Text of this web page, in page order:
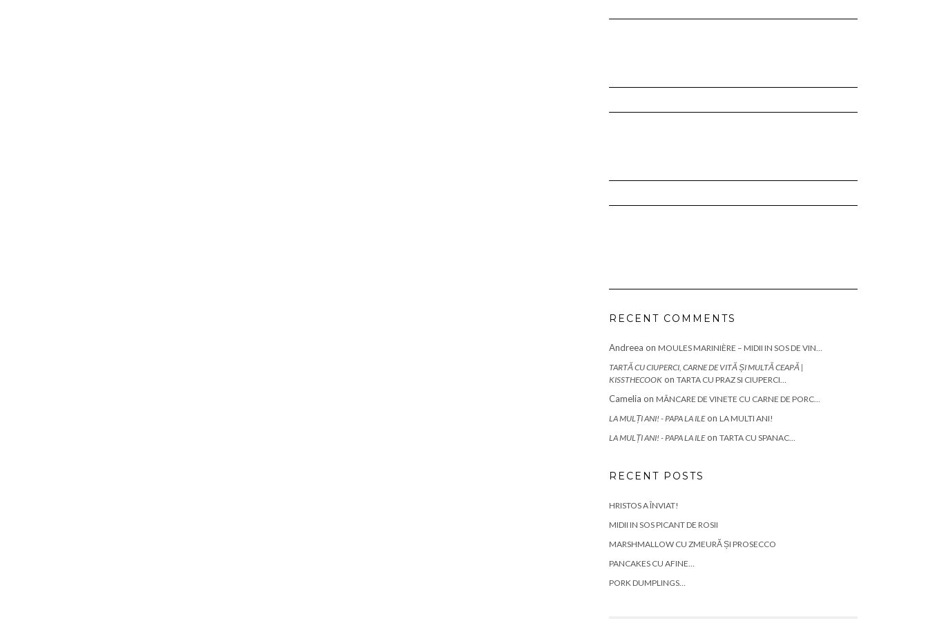
RECENT COMMENTS
Andreea on MOULES MARINIÈRE – MIDII IN SOS DE VIN…
TARTĂ CU CIUPERCI, CARNE DE VITĂ ȘI MULTĂ CEAPĂ |
KISSTHECOOK on TARTA CU PRAZ SI CIUPERCI…
Camelia on MÂNCARE DE VINETE CU CARNE DE PORC…
LA MULȚI ANI! - PAPA LA ILEon LA MULTI ANI!
LA MULȚI ANI! - PAPA LA ILEon TARTA CU SPANAC…
RECENT POSTS
HRISTOS A ÎNVIAT!
MIDII IN SOS PICANT DE ROSII
MARSHMALLOW CU ZMEURĂ ȘI PROSECCO
PANCAKES CU AFINE…
PORK DUMPLINGS…